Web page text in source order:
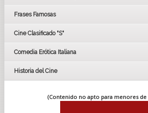
Frases Famosas
Cine Clasificado "S"
Comedia Erótica Italiana
Historia del Cine
(Contenido no apto para menores de